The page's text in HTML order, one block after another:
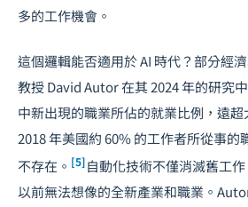
多的工作機會。
這個邏輯能否適用於 AI 時代？部分經
教授 David Autor 在其 2024 年的研究
中新出現的職業所佔的就業比例，遠
2018 年美國約 60% 的工作者所從事的
不存在。 [5]自動化技術不僅消滅舊工
以前無法想像的全新產業和職業。